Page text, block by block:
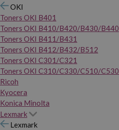
OKI
Toners OKI B401
Toners OKI B410/B420/B430/B440
Toners OKI B411/B431
Toners OKI B412/B432/B512
Toners OKI C301/C321
Toners OKI C310/C330/C510/C530
Ricoh
Kyocera
Konica Minolta
Lexmark
Lexmark